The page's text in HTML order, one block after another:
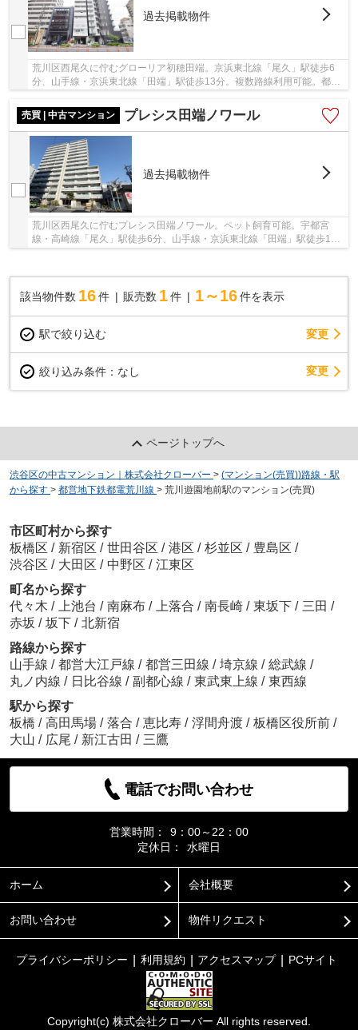
過去掲載物件
荒川区西尾久に佇むグローリア初穂田端。京浜東北線「尾久」駅徒歩6
分、山手線・京浜東北線「田端」駅徒歩13分。複数路線利用可能。都心
売買 | 中古マンション
プレシス田端ノワール
過去掲載物件
荒川区西尾久に佇むプレシス田端ノワール。ペット飼育可能。宇都宮
線・高崎線「尾久」駅徒歩6分、山手線・京浜東北線「田端」駅徒歩14
該当物件数 16件 販売数 1 件 1～16 件を表示
駅で絞り込む 変更
絞り込み条件： なし 変更
ページトップへ
渋谷区の中古マンション｜株式会社クローバー > (マンション(売買))路線・駅
から探す > 都営地下鉄都電荒川線 > 荒川遊園地前駅のマンション(売買)
市区町村から探す
板橋区 / 新宿区 / 世田谷区 / 港区 / 杉並区 / 豊島区 /
渋谷区 / 大田区 / 中野区 / 江東区
町名から探す
代々木 / 上池台 / 南麻布 / 上落合 / 南長崎 / 東坂下 / 三田 /
赤坂 / 坂下 / 北新宿
路線から探す
山手線 / 都営大江戸線 / 都営三田線 / 埼京線 / 総武線 /
丸ノ内線 / 日比谷線 / 副都心線 / 東武東上線 / 東西線
駅から探す
板橋 / 高田馬場 / 落合 / 恵比寿 / 浮間舟渡 / 板橋区役所前 /
大山 / 広尾 / 新江古田 / 三鷹
電話でお問い合わせ
営業時間：
9：00～22：00
定休日：
水曜日
ホーム 会社概要
お問い合わせ 物件リクエスト
プライバシーポリシー 利用規約 アクセスマップ PCサイト
Copyright(c) 株式会社クローバー All rights reserved.